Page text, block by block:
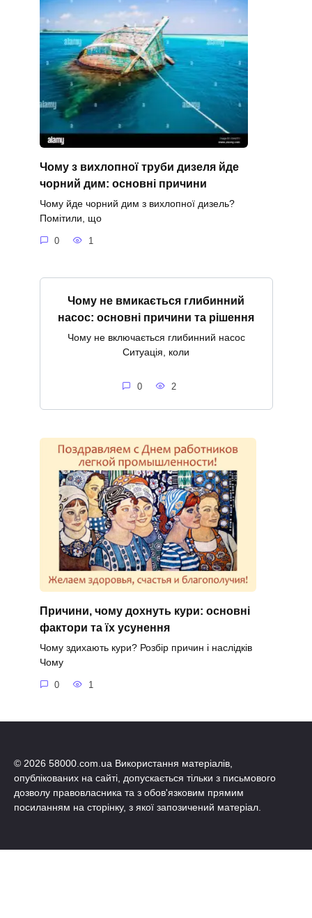
Чому з вихлопної труби дизеля йде
чорний дим: основні причини
Чому йде чорний дим з вихлопної дизель?
Помітили, що
0 1
Чому не вмикається глибинний
насос: основні причини та рішення
Чому не включається глибинний насос
Ситуація, коли
0 2
Причини, чому дохнуть кури: основні
фактори та їх усунення
Чому здихають кури? Розбір причин і наслідків
Чому
0 1
© 2026 58000.com.ua Використання матеріалів,
опублікованих на сайті, допускається тільки з письмового
дозволу правовласника та з обов'язковим прямим
посиланням на сторінку, з якої запозичений матеріал.